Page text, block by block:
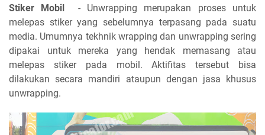
Stiker Mobil - Unwrapping merupakan proses untuk
melepas stiker yang sebelumnya terpasang pada suatu
media. Umumnya tekhnik wrapping dan unwrapping sering
dipakai untuk mereka yang hendak memasang atau
melepas stiker pada mobil. Aktifitas tersebut bisa
dilakukan secara mandiri ataupun dengan jasa khusus
unwrapping.